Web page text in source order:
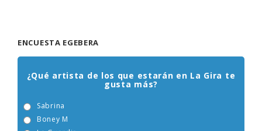
ENCUESTA EGEBERA
¿Qué artista de los que estarán en La Gira te
gusta más?
Boney M